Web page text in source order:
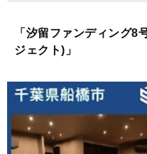
「汐留ファンディング8
ジェクト)」